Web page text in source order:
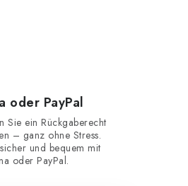
oder PayPal
Sie ein Rückgaberecht
– ganz ohne Stress.
und bequem mit
oder PayPal.